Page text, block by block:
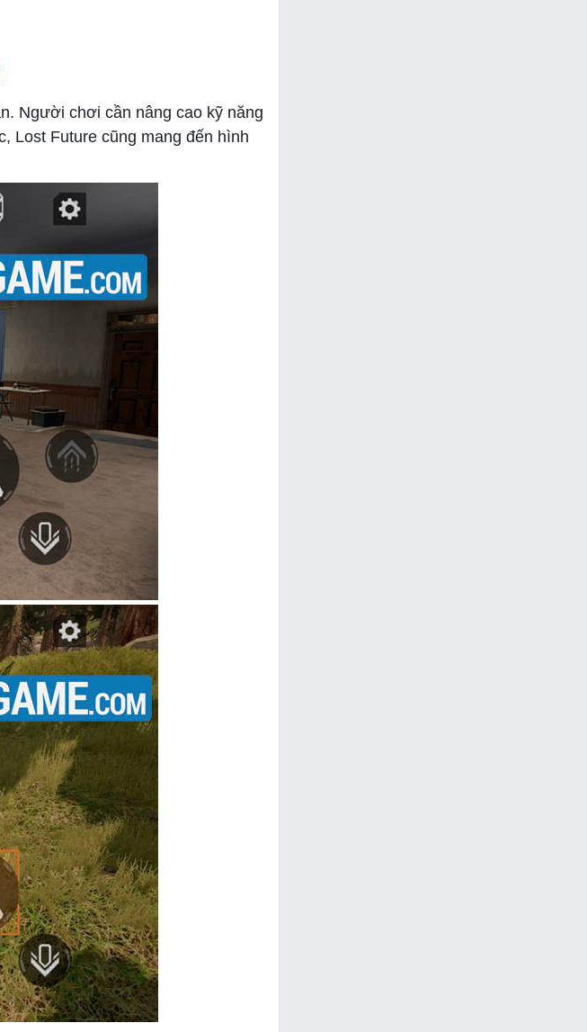
Người chơi cần nâng cao kỹ năng
Lost Future cũng mang đến hình